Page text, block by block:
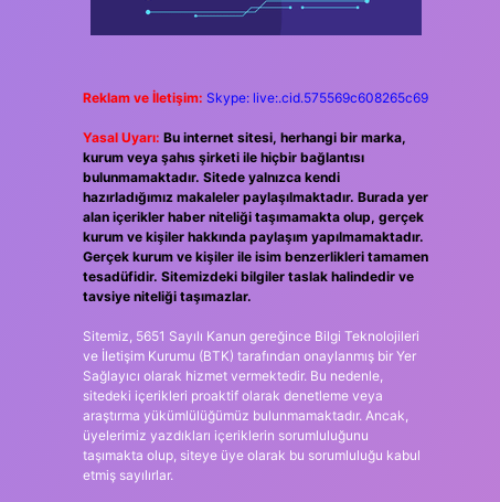
Reklam ve İletişim: Skype: live:.cid.575569c608265c69
Yasal Uyarı: Bu internet sitesi, herhangi bir marka,
kurum veya şahıs şirketi ile hiçbir bağlantısı
bulunmamaktadır. Sitede yalnızca kendi
hazırladığımız makaleler paylaşılmaktadır. Burada yer
alan içerikler haber niteliği taşımamakta olup, gerçek
kurum ve kişiler hakkında paylaşım yapılmamaktadır.
Gerçek kurum ve kişiler ile isim benzerlikleri tamamen
tesadüfidir. Sitemizdeki bilgiler taslak halindedir ve
tavsiye niteliği taşımazlar.
Sitemiz, 5651 Sayılı Kanun gereğince Bilgi Teknolojileri
ve İletişim Kurumu (BTK) tarafından onaylanmış bir Yer
Sağlayıcı olarak hizmet vermektedir. Bu nedenle,
sitedeki içerikleri proaktif olarak denetleme veya
araştırma yükümlülüğümüz bulunmamaktadır. Ancak,
üyelerimiz yazdıkları içeriklerin sorumluluğunu
taşımakta olup, siteye üye olarak bu sorumluluğu kabul
etmiş sayılırlar.